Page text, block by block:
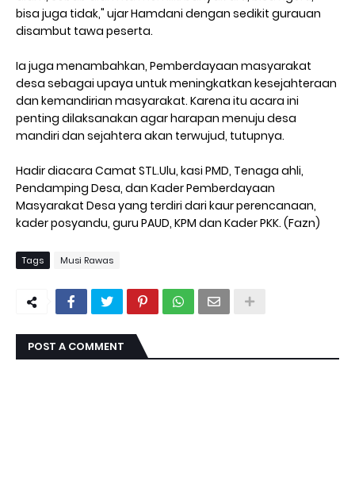
bisa juga tidak," ujar Hamdani dengan sedikit gurauan
disambut tawa peserta.
Ia juga menambahkan, Pemberdayaan masyarakat
desa sebagai upaya untuk meningkatkan kesejahteraan
dan kemandirian masyarakat. Karena itu acara ini
penting dilaksanakan agar harapan menuju desa
mandiri dan sejahtera akan terwujud, tutupnya.
Hadir diacara Camat STL.Ulu, kasi PMD, Tenaga ahli,
Pendamping Desa, dan Kader Pemberdayaan
Masyarakat Desa yang terdiri dari kaur perencanaan,
kader posyandu, guru PAUD, KPM dan Kader PKK. (Fazn)
Tags Musi Rawas
POST A COMMENT